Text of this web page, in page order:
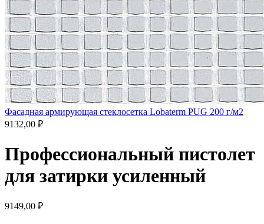
Фасадная армирующая стеклосетка Lobaterm PUG 200 г/м2
9132,00 ₽
Профессиональный пистолет
для затирки усиленный
9149,00 ₽